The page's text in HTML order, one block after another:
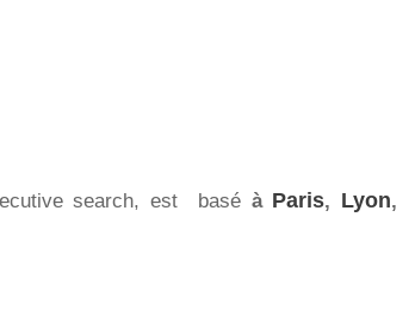
search, est basé à Paris, Lyon,